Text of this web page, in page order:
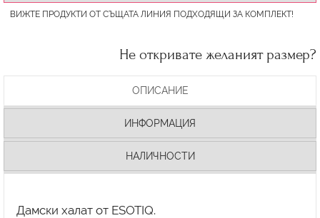
ВИЖТЕ ПРОДУКТИ ОТ СЪЩАТА ЛИНИЯ ПОДХОДЯЩИ ЗА КОМПЛЕКТ!
Не откривате желаният размер?
ОПИСАНИЕ
ИНФОРМАЦИЯ
НАЛИЧНОСТИ
Дамски халат от ESOTIQ.